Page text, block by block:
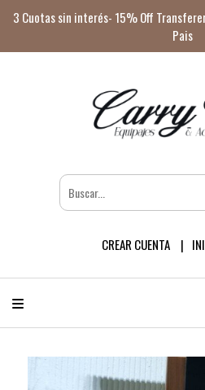
3 Cuotas sin interés- 15% Off
Pais
CREAR CUENTA